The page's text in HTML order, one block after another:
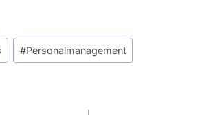
#Personalmanagement